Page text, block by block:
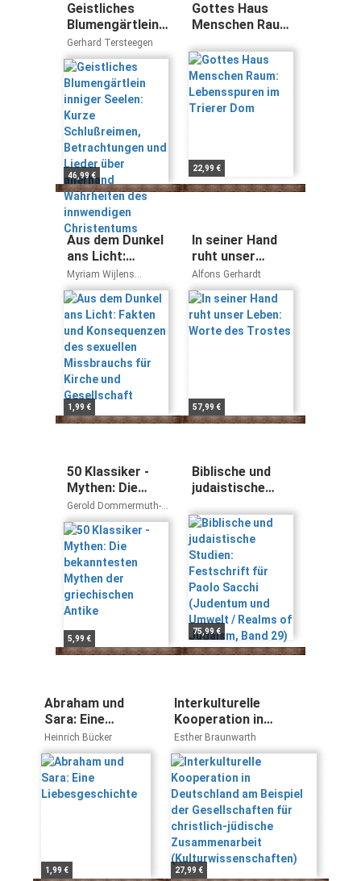
Geistliches
Blumengärtlein
inniger Seelen:
Kurze
Schlußreimen,
Betrachtungen
und Lieder über
allerhand
Wahrheiten des
innwendigen
Christentums
Gerhard Tersteegen
46,99 €
Gottes Haus
Menschen Raum:
im Trierer Dom
22,99 €
Aus dem Dunkel
ans Licht:
Fakten und
Konsequenzen
des sexuellen
Missbrauchs für
Kirche und
Gesellschaft
Myriam Wijlens
Wunibald Müller
1,99 €
In seiner Hand
ruht unser
Leben: Worte
des Trostes
Alfons Gerhardt
57,99 €
50 Klassiker -
Mythen: Die
bekanntesten
Mythen der
griechischen
Antike
Gerold Dommermuth-
Gudrich
5,99 €
Biblische und
judaistische
Festschrift für
Paolo Sacchi
(Judentum und
Umwelt / Realms
of Judaism,
Band 29)
75,99 €
Abraham und
Sara: Eine
Liebesgeschichte
Heinrich Bücker
1,99 €
Interkulturelle
Kooperation in
Deutschland am
Beispiel der
Gesellschaften für
christlich-jüdische
Zusammenarbeit
(Kulturwissenschaften)
Esther Braunwarth
27,99 €